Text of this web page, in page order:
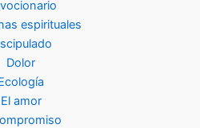
espirituales
Dolor
El amor